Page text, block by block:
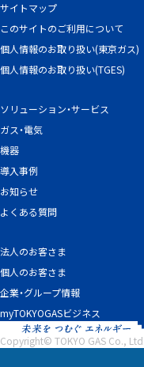
サイトマップ
このサイトのご利用について
個人情報のお取り扱い(東京ガス)
個人情報のお取り扱い(TGES)
ソリューション・サービス
ガス・電気
機器
導入事例
お知らせ
よくある質問
法人のお客さま
個人のお客さま
企業・グループ情報
myTOKYOGASビジネス
Copyright© TOKYO GAS Co.,